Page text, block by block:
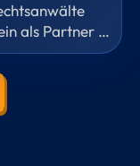
als Partner in